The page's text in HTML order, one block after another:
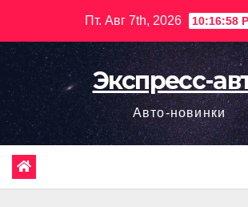
содержимому
Пт. Авг 7th, 2026 10:16:59
Экспресс-
Авто-новинки